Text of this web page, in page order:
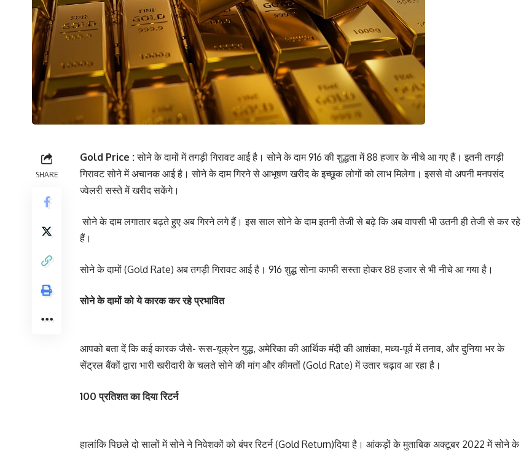
SHARE
Gold Price :सोने के दामों में तगड़ी गिरावट आई है। सोने के दाम 916 की शुद्धता में 88 हजार के नीचे आ गए हैं। इतनी तगड़ी
गिरावट सोने में अचानक आई है। सोने के दाम गिरने से आभूषण खरीद के इच्छूक लोगों को लाभ मिलेगा। इससे वो अपनी मनपसंद
ज्वेलरी सस्ते में खरीद सकेंगे।
सोने के दाम लगातार बढ़ते हुए अब गिरने लगे हैं। इस साल सोने के दाम इतनी तेजी से बढ़े कि अब वापसी भी उतनी ही तेजी से कर रहे
हैं।
सोने के दामों (Gold Rate) अब तगड़ी गिरावट आई है। 916 शुद्ध सोना काफी सस्ता होकर 88 हजार से भी नीचे आ गया है।
सोने के दामों को ये कारक कर रहे प्रभावित
आपको बता दें कि कई कारक जैसे- रूस-यूक्रेन युद्ध, अमेरिका की आर्थिक मंदी की आशंका, मध्य-पूर्व में तनाव, और दुनिया भर के
सेंट्रल बैंकों द्वारा भारी खरीदारी के चलते सोने की मांग और कीमतों (Gold Rate) में उतार चढ़ाव आ रहा है।
100 प्रतिशत का दिया रिटर्न
हालांकि पिछले दो सालों में सोने ने निवेशकों को बंपर रिटर्न (Gold Return)दिया है। आंकड़ों के मुताबिक अक्टूबर 2022 में सोने के